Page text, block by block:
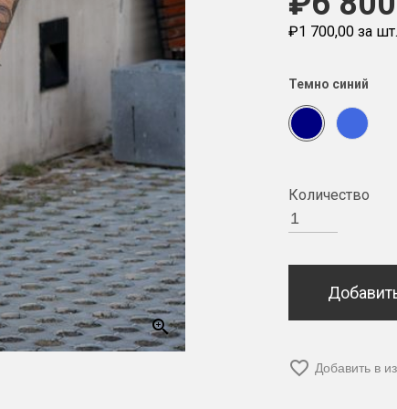
zoom_in
₽1 700,00 за шт.
Темно синий
Количество
favorite_border Добавить в